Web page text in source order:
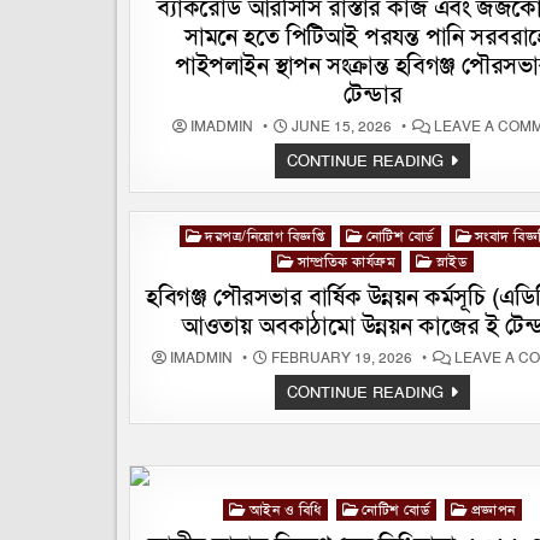
ব্যাকরোড আরসিসি রাস্তার কাজ এবং
সামনে হতে পিটিআই পরযন্ত পানি
পাইপলাইন স্থাপন সংক্রান্ত হবিগঞ্জ
টেন্ডার
IMADMIN JUNE 15, 2026 LEAVE A
CONTINUE READINGজজকোর্ট-
এর
সামনে
রাজনগর
মসজিদ
পরযন্ত
ব্যাকরোড
আরসিসি
রাস্তার
কাজ
এবং
জজকোর্ট
এর
সামনে
হতে
পিটিআই
পরযন্ত
পাইপলাইন
সংক্রান্ত
হবিগঞ্জ
পৌরসভার
Postedদরপত্র/নিয়োগ বিজ্ঞপ্তি নোটিশ বোর্ড
সংবাদ
সাম্প্রতিক কার্যক্রম
স্লাইড
হবিগঞ্জ পৌরসভার বার্ষিক উন্নয়ন কর্মসূচি
আওতায় অবকাঠামো উন্নয়ন কাজের ই
IMADMIN FEBRUARY 19, 2026 LEAVE A
CONTINUE READINGহবিগঞ্জ
পৌরসভার
বার্ষিক
(এডিপি)
আওতায়
অবকাঠামো
উন্নয়ন
Posted
in
আইন ও বিধি নোটিশ বোর্ড প্রজ্ঞাপন